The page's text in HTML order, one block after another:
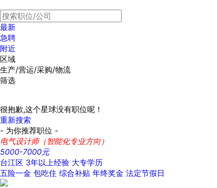
最新
急聘
附近
区域
生产/营运/采购/物流
筛选
很抱歉,这个星球没有职位呢！
重新搜索
- 为你推荐职位 -
电气设计师（智能化专业方向）
5000-7000元
台江区 3年以上经验 大专学历
五险一金 包吃住 综合补贴 年终奖金 法定节假日